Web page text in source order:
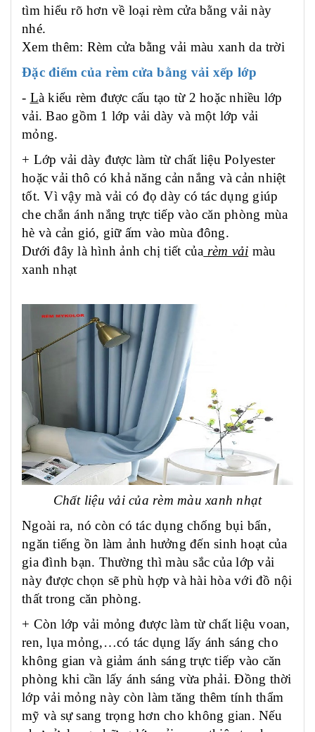
tìm hiểu rõ hơn về loại rèm cửa bằng vải này
nhé.
Xem thêm: Rèm cửa bằng vải màu xanh da trời
Đặc điểm của rèm cửa bằng vải xếp lớp
- Là kiểu rèm được cấu tạo từ 2 hoặc nhiều lớp
vải. Bao gồm 1 lớp vải dày và một lớp vải
mỏng.
+ Lớp vải dày được làm từ chất liệu Polyester
hoặc vải thô có khả năng cản nắng và cản nhiệt
tốt. Vì vậy mà vải có đọ dày có tác dụng giúp
che chắn ánh nắng trực tiếp vào căn phòng mùa
hè và cản gió, giữ ấm vào mùa đông.
Dưới đây là hình ảnh chị tiết của rèm vải màu
xanh nhạt
Chất liệu vải của rèm màu xanh nhạt
Ngoài ra, nó còn có tác dụng chống bụi bẩn,
ngăn tiếng ồn làm ảnh hưởng đến sinh hoạt của
gia đình bạn. Thường thì màu sắc của lớp vải
này được chọn sẽ phù hợp và hài hòa với đồ nội
thất trong căn phòng.
+ Còn lớp vải mỏng được làm từ chất liệu voan,
ren, lụa mỏng,…có tác dụng lấy ánh sáng cho
không gian và giảm ánh sáng trực tiếp vào căn
phòng khi cần lấy ánh sáng vừa phải. Đồng thời
lớp vải mỏng này còn làm tăng thêm tính thẩm
mỹ và sự sang trọng hơn cho không gian. Nếu